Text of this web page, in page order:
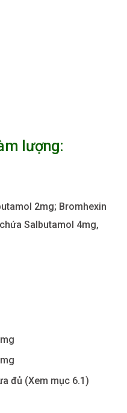
lượng:
2mg; Bromhexin
Salbutamol 4mg,
đủ (Xem mục 6.1)